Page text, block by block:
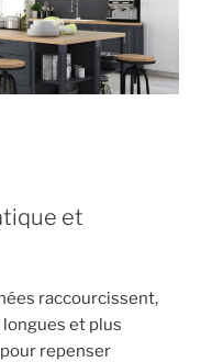
et
raccourcissent,
et plus
repenser